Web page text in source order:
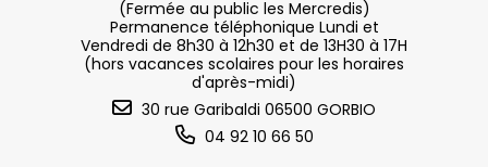
(Fermée au public les Mercredis)
Permanence téléphonique Lundi et
Vendredi de 8h30 à 12h30 et de 13H30 à 17H
(hors vacances scolaires pour les horaires
d'après-midi)
30 rue Garibaldi 06500 GORBIO
04 92 10 66 50